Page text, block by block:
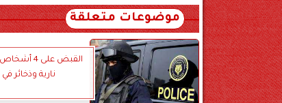
موضوعات متعلقة
القبض على
نارية وذخائر